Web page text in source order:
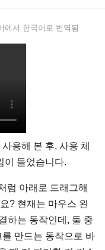
에서 한국어 로 번역됨
용해 본 후, 사용 체
이 들었습니다.
럼 아래로 드래그해
? 현재는 마우스 왼
하는 동작인데, 둘 중
만드는 동작으로 바